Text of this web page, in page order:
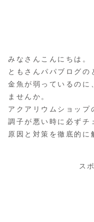
みなさんこんにちは。
ともさんパパブログの
金魚が弱っているのに
ませんか。
アクアリウムショップ
調子が悪い時に必ずチ
原因と対策を徹底的に
ス